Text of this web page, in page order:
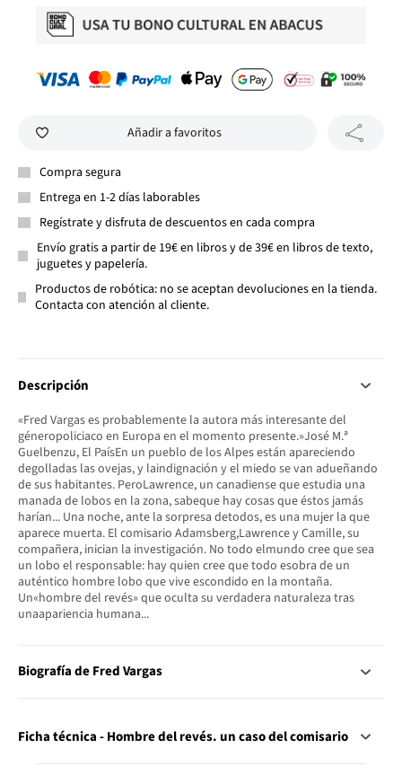
Añadir a favoritos
Compra segura
Entrega en 1-2 días laborables
Regístrate y disfruta de descuentos en cada compra
Envío gratis a partir de 19€ en libros y de 39€ en libros de texto,
juguetes y papelería.
Productos de robótica: no se aceptan devoluciones en la tienda.
Contacta con atención al cliente.
Descripción
«Fred Vargas es probablemente la autora más interesante del
géneropoliciaco en Europa en el momento presente.»José M.ª
Guelbenzu, El PaísEn un pueblo de los Alpes están apareciendo
degolladas las ovejas, y laindignación y el miedo se van adueñando
de sus habitantes. PeroLawrence, un canadiense que estudia una
manada de lobos en la zona, sabeque hay cosas que éstos jamás
harían... Una noche, ante la sorpresa detodos, es una mujer la que
aparece muerta. El comisario Adamsberg,Lawrence y Camille, su
compañera, inician la investigación. No todo elmundo cree que sea
un lobo el responsable: hay quien cree que todo esobra de un
auténtico hombre lobo que vive escondido en la montaña.
Un«hombre del revés» que oculta su verdadera naturaleza tras
unaapariencia humana...
Biografía de Fred Vargas
Ficha técnica - Hombre del revés. un caso del comisario